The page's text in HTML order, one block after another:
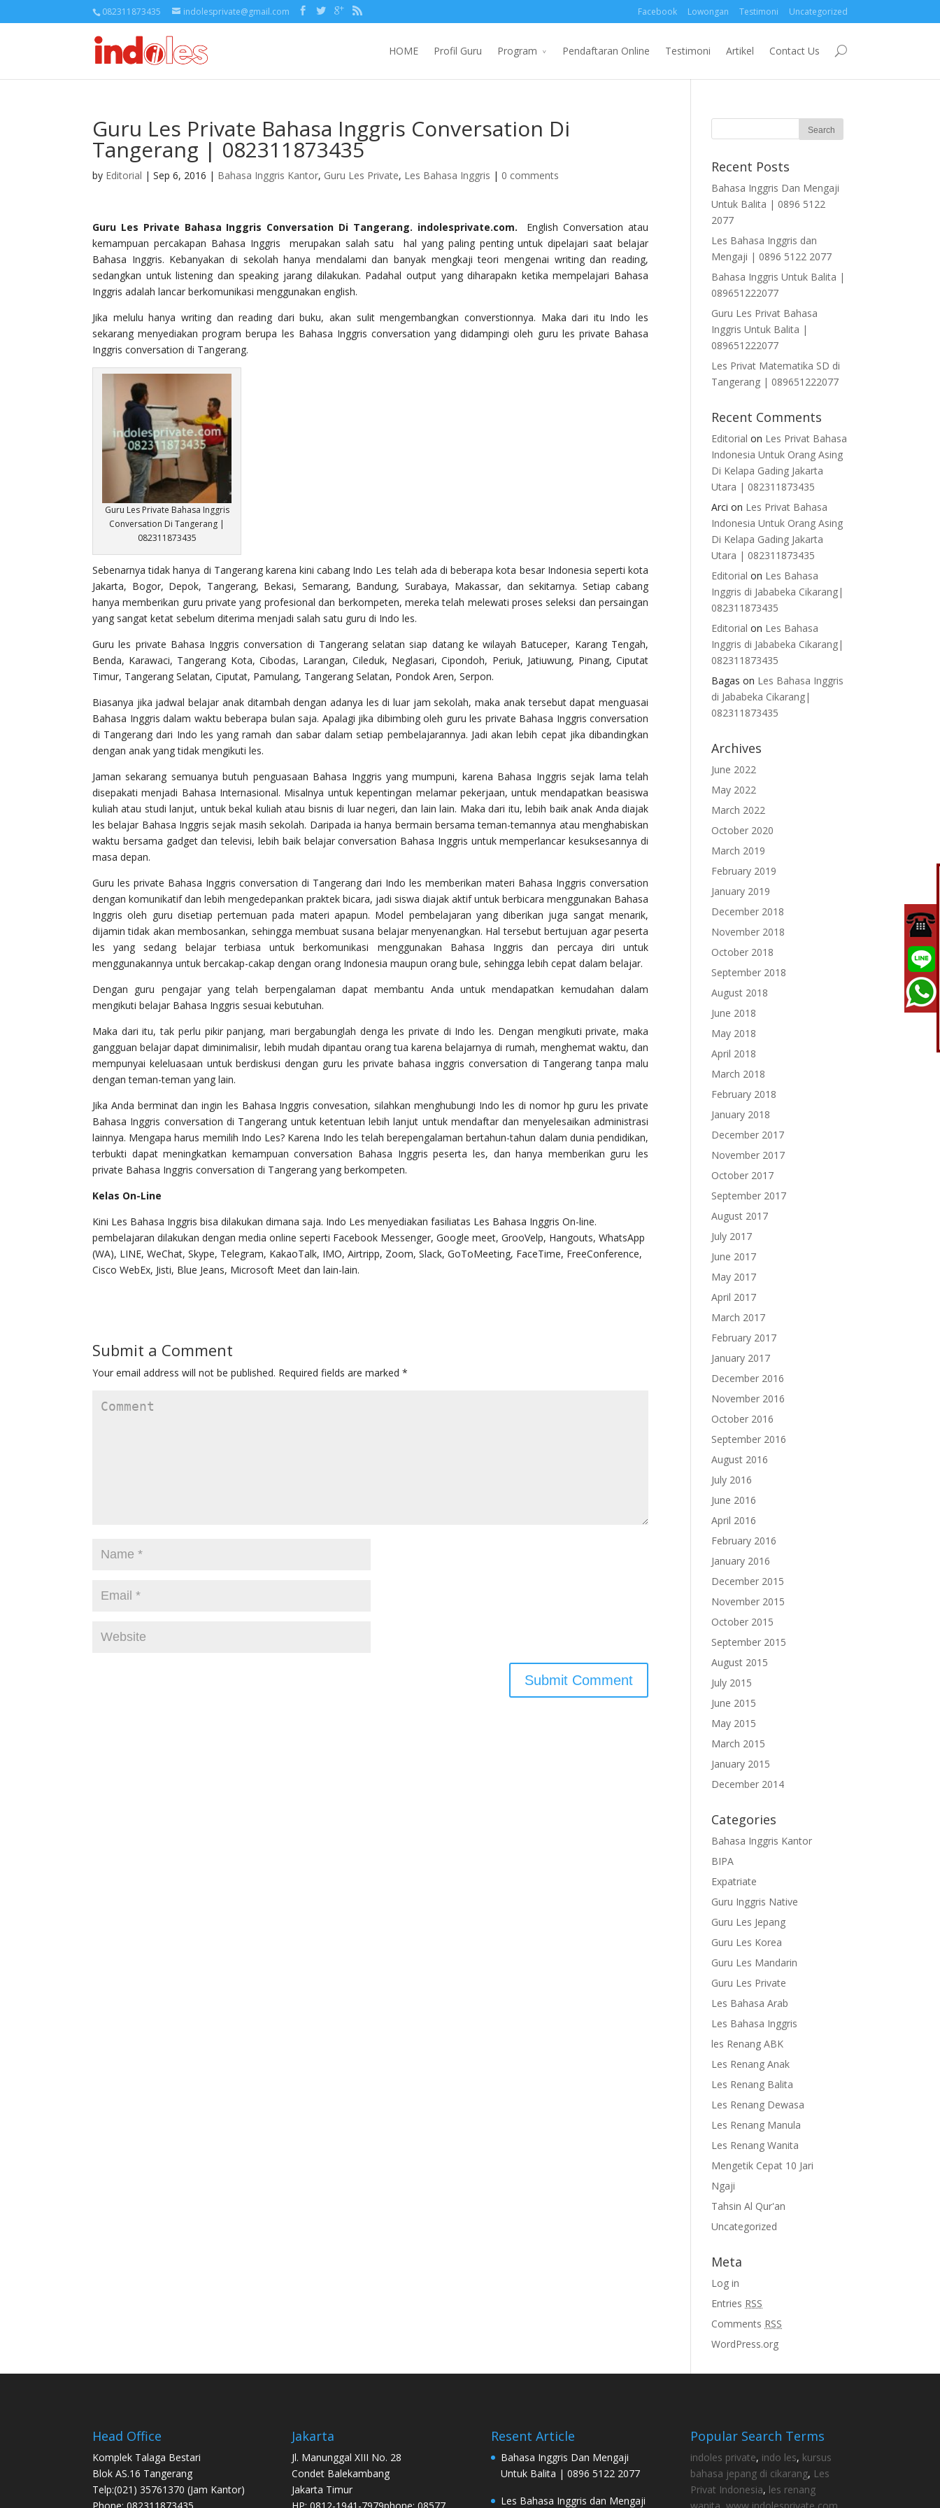
082311873435 indolesprivate@gmail.com Facebook Lowongan Testimoni Uncategorized
HOME Profil Guru Program Pendaftaran Online Testimoni Artikel Contact Us
Guru Les Private Bahasa Inggris Conversation Di
Tangerang | 082311873435
by Editorial | Sep 6, 2016 | Bahasa Inggris Kantor, Guru Les Private, Les Bahasa Inggris | 0 comments
Guru Les Private Bahasa Inggris Conversation Di Tangerang. indolesprivate.com. English Conversation atau
kemampuan percakapan Bahasa Inggris merupakan salah satu hal yang paling penting untuk dipelajari saat belajar
Bahasa Inggris. Kebanyakan di sekolah hanya mendalami dan banyak mengkaji teori mengenai writing dan reading,
sedangkan untuk listening dan speaking jarang dilakukan. Padahal output yang diharapakn ketika mempelajari Bahasa
Inggris adalah lancar berkomunikasi menggunakan english.
Jika melulu hanya writing dan reading dari buku, akan sulit mengembangkan converstionnya. Maka dari itu Indo les
sekarang menyediakan program berupa les Bahasa Inggris conversation yang didampingi oleh guru les private Bahasa
Inggris conversation di Tangerang.
Guru Les Private Bahasa Inggris
Conversation Di Tangerang |
082311873435
Sebenarnya tidak hanya di Tangerang karena kini cabang Indo Les telah ada di beberapa kota besar Indonesia seperti kota
Jakarta, Bogor, Depok, Tangerang, Bekasi, Semarang, Bandung, Surabaya, Makassar, dan sekitarnya. Setiap cabang
hanya memberikan guru private yang profesional dan berkompeten, mereka telah melewati proses seleksi dan persaingan
yang sangat ketat sebelum diterima menjadi salah satu guru di Indo les.
Guru les private Bahasa Inggris conversation di Tangerang selatan siap datang ke wilayah Batuceper, Karang Tengah,
Benda, Karawaci, Tangerang Kota, Cibodas, Larangan, Cileduk, Neglasari, Cipondoh, Periuk, Jatiuwung, Pinang, Ciputat
Timur, Tangerang Selatan, Ciputat, Pamulang, Tangerang Selatan, Pondok Aren, Serpon.
Biasanya jika jadwal belajar anak ditambah dengan adanya les di luar jam sekolah, maka anak tersebut dapat menguasai
Bahasa Inggris dalam waktu beberapa bulan saja. Apalagi jika dibimbing oleh guru les private Bahasa Inggris conversation
di Tangerang dari Indo les yang ramah dan sabar dalam setiap pembelajarannya. Jadi akan lebih cepat jika dibandingkan
dengan anak yang tidak mengikuti les.
Jaman sekarang semuanya butuh penguasaan Bahasa Inggris yang mumpuni, karena Bahasa Inggris sejak lama telah
disepakati menjadi Bahasa Internasional. Misalnya untuk kepentingan melamar pekerjaan, untuk mendapatkan beasiswa
kuliah atau studi lanjut, untuk bekal kuliah atau bisnis di luar negeri, dan lain lain. Maka dari itu, lebih baik anak Anda diajak
les belajar Bahasa Inggris sejak masih sekolah. Daripada ia hanya bermain bersama teman-temannya atau menghabiskan
waktu bersama gadget dan televisi, lebih baik belajar conversation Bahasa Inggris untuk memperlancar kesuksesannya di
masa depan.
Guru les private Bahasa Inggris conversation di Tangerang dari Indo les memberikan materi Bahasa Inggris conversation
dengan komunikatif dan lebih mengedepankan praktek bicara, jadi siswa diajak aktif untuk berbicara menggunakan Bahasa
Inggris oleh guru disetiap pertemuan pada materi apapun. Model pembelajaran yang diberikan juga sangat menarik,
dijamin tidak akan membosankan, sehingga membuat susana belajar menyenangkan. Hal tersebut bertujuan agar peserta
les yang sedang belajar terbiasa untuk berkomunikasi menggunakan Bahasa Inggris dan percaya diri untuk
menggunakannya untuk bercakap-cakap dengan orang Indonesia maupun orang bule, sehingga lebih cepat dalam belajar.
Dengan guru pengajar yang telah berpengalaman dapat membantu Anda untuk mendapatkan kemudahan dalam
mengikuti belajar Bahasa Inggris sesuai kebutuhan.
Maka dari itu, tak perlu pikir panjang, mari bergabunglah denga les private di Indo les. Dengan mengikuti private, maka
gangguan belajar dapat diminimalisir, lebih mudah dipantau orang tua karena belajarnya di rumah, menghemat waktu, dan
mempunyai keleluasaan untuk berdiskusi dengan guru les private bahasa inggris conversation di Tangerang tanpa malu
dengan teman-teman yang lain.
Jika Anda berminat dan ingin les Bahasa Inggris convesation, silahkan menghubungi Indo les di nomor hp guru les private
Bahasa Inggris conversation di Tangerang untuk ketentuan lebih lanjut untuk mendaftar dan menyelesaikan administrasi
lainnya. Mengapa harus memilih Indo Les? Karena Indo les telah berepengalaman bertahun-tahun dalam dunia pendidikan,
terbukti dapat meningkatkan kemampuan conversation Bahasa Inggris peserta les, dan hanya memberikan guru les
private Bahasa Inggris conversation di Tangerang yang berkompeten.
Kelas On-Line
Kini Les Bahasa Inggris bisa dilakukan dimana saja. Indo Les menyediakan fasiliatas Les Bahasa Inggris On-line.
pembelajaran dilakukan dengan media online seperti Facebook Messenger, Google meet, GrooVelp, Hangouts, WhatsApp
(WA), LINE, WeChat, Skype, Telegram, KakaoTalk, IMO, Airtripp, Zoom, Slack, GoToMeeting, FaceTime, FreeConference,
Cisco WebEx, Jisti, Blue Jeans, Microsoft Meet dan lain-lain.
Submit a Comment
Your email address will not be published. Required fields are marked *
Recent Posts
Bahasa Inggris Dan Mengaji
Untuk Balita | 0896 5122
2077
Les Bahasa Inggris dan
Mengaji | 0896 5122 2077
Bahasa Inggris Untuk Balita |
089651222077
Guru Les Privat Bahasa
Inggris Untuk Balita |
089651222077
Les Privat Matematika SD di
Tangerang | 089651222077
Recent Comments
Editorial on Les Privat Bahasa
Indonesia Untuk Orang Asing
Di Kelapa Gading Jakarta
Utara | 082311873435
Arci on Les Privat Bahasa
Indonesia Untuk Orang Asing
Di Kelapa Gading Jakarta
Utara | 082311873435
Editorial on Les Bahasa
Inggris di Jababeka Cikarang|
082311873435
Editorial on Les Bahasa
Inggris di Jababeka Cikarang|
082311873435
Bagas on Les Bahasa Inggris
di Jababeka Cikarang|
082311873435
Archives
June 2022
May 2022
March 2022
October 2020
March 2019
February 2019
January 2019
December 2018
November 2018
October 2018
September 2018
August 2018
June 2018
May 2018
April 2018
March 2018
February 2018
January 2018
December 2017
November 2017
October 2017
September 2017
August 2017
July 2017
June 2017
May 2017
April 2017
March 2017
February 2017
January 2017
December 2016
November 2016
October 2016
September 2016
August 2016
July 2016
June 2016
April 2016
February 2016
January 2016
December 2015
November 2015
October 2015
September 2015
August 2015
July 2015
June 2015
May 2015
March 2015
January 2015
December 2014
Categories
Bahasa Inggris Kantor
BIPA
Expatriate
Guru Inggris Native
Guru Les Jepang
Guru Les Korea
Guru Les Mandarin
Guru Les Private
Les Bahasa Arab
Les Bahasa Inggris
les Renang ABK
Les Renang Anak
Les Renang Balita
Les Renang Dewasa
Les Renang Manula
Les Renang Wanita
Mengetik Cepat 10 Jari
Ngaji
Tahsin Al Qur'an
Uncategorized
Meta
Log in
Entries RSS
Comments RSS
WordPress.org
Head Office
Komplek Talaga Bestari
Blok AS.16 Tangerang
Telp:(021) 35761370 (Jam Kantor)
Jakarta
Jl. Manunggal XIII No. 28
Condet Balekambang
Jakarta Timur
Resent Article
Bahasa Inggris Dan Mengaji
Untuk Balita | 0896 5122 2077
Les Bahasa Inggris dan Mengaji
Popular Search Terms
indoles private, indo les, kursus
bahasa jepang di cikarang, Les
Privat Indonesia, les renang